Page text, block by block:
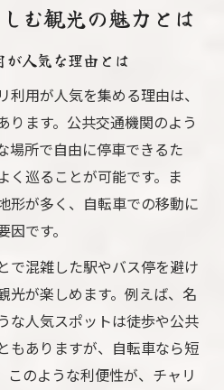
む観光の魅力とは
人気な理由とは
用が人気を集める理由は、
ります。公共交通機関のよう
場所で自由に停車できるた
く巡ることが可能です。ま
形が多く、自転車での移動に
です。
で混雑した駅やバス停を避け
光が楽しめます。例えば、名
な人気スポットは徒歩や公共
もありますが、自転車なら短
このような利便性が、チャリ